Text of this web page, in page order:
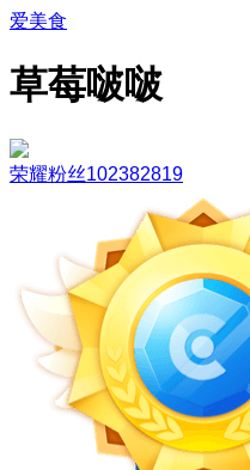
爱美食
草莓啵啵
荣耀粉丝102382819